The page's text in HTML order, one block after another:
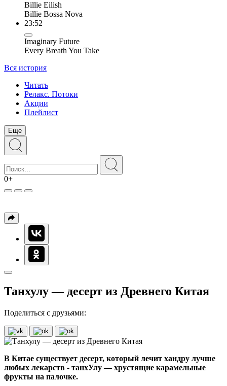
Billie Eilish
Billie Bossa Nova
23:52
Imaginary Future
Every Breath You Take
Вся история
Читать
Релакс. Потоки
Акции
Плейлист
Еще
0+
Танхулу — десерт из Древнего Китая
Поделиться с друзьями:
В Китае существует десерт, который лечит хандру лучше
любых лекарств - танхУлу — хрустящие карамельные
фрукты на палочке.